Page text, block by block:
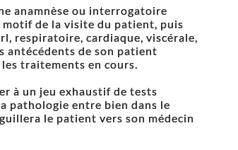
anamnèse ou interrogatoire
de la visite du patient, puis
respiratoire, cardiaque, viscérale,
antécédents de son patient
traitements en cours.
à un jeu exhaustif de tests
pathologie entre bien dans le
le patient vers son médecin